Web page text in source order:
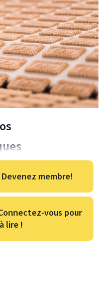
membre!
vous pour
lire !